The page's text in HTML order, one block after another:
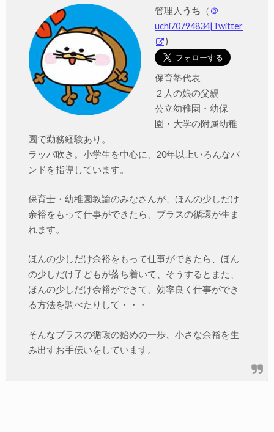
管理人 うち （ ＠
uchi70794834|Twitter
)
保育塾代表
２人の娘の父親
公立幼稚園・幼保
園・大学の附属幼稚
園で勤務経験あり。
ラッパ吹き。小学生を中心に、20年以上いろんなバ
ンドを指導しています。
保育士・幼稚園教諭のみなさんが、ほんの少しだけ
余裕をもって仕事ができたら、プラスの循環が生ま
れます。
ほんの少しだけ余裕をもって仕事ができたら、ほん
の少しだけ子どもが落ち着いて、そうするとまた、
ほんの少しだけ余裕ができて、効率良く仕事ができ
る方法を調べたりして・・・
そんなプラスの循環の始めの一歩、小さな余裕を生
み出すお手伝いをしています。